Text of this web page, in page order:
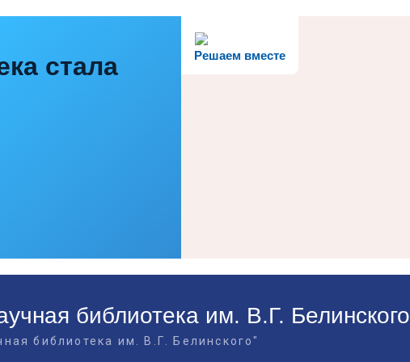
Решаем вместе
стала
библиотека им. В.Г. Белинского
библиотека им. В.Г. Белинского"